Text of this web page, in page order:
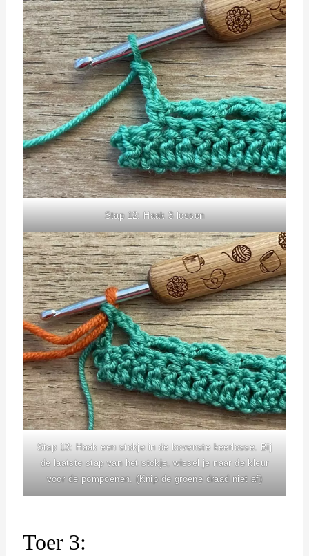
Stap 12: Haak 3 lossen
Stap 13: Haak een stokje in de bovenste keerlosse. Bij
de laatste stap van het stokje, wissel je naar de kleur
voor de pompoenen. (Knip de groene draad niet af)
Toer 3: